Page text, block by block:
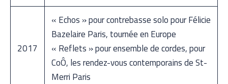
2017
« Echos » pour contrebasse solo pour Félicie
Bazelaire Paris, tournée en Europe
« Reflets » pour ensemble de cordes, pour
CoÔ, les rendez-vous contemporains de St-
Merri Paris